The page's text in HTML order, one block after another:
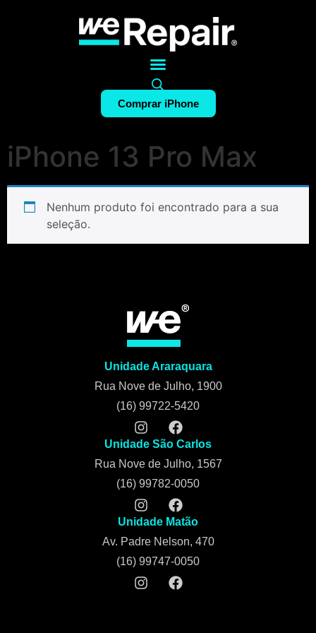
Comprar iPhone
iPhone 13 Pro Max
Nenhum produto foi encontrado para a sua
seleção.
Unidade Araraquara
Rua Nove de Julho, 1900
(16) 99722-5420
Unidade São Carlos
Rua Nove de Julho, 1567
(16) 99782-0050
Unidade Matão
Av. Padre Nelson, 470
(16) 99747-0050